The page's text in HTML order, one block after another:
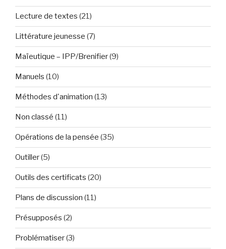
Lecture de textes (21)
Littérature jeunesse (7)
Maïeutique – IPP/Brenifier(9)
Manuels (10)
Méthodes d'animation (13)
Non classé (11)
Opérations de la pensée (35)
Outiller(5)
Outils des certificats (20)
Plans de discussion (11)
Présupposés (2)
Problématiser(3)